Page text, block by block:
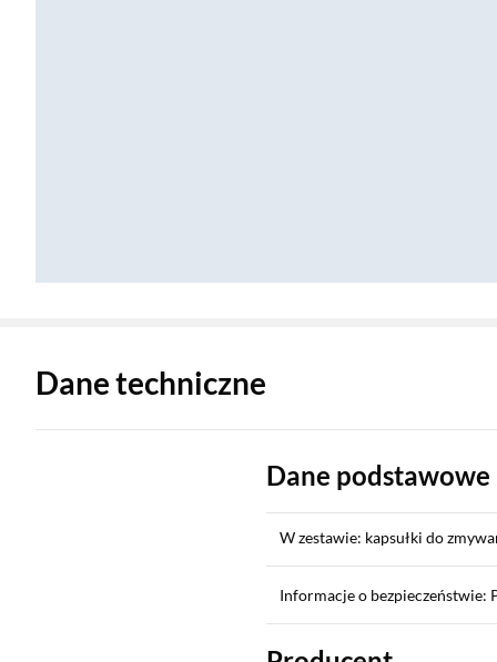
Dane techniczne
Dane podstawowe
W zestawie: kapsułki do
Informacje o bezpieczeństwie: